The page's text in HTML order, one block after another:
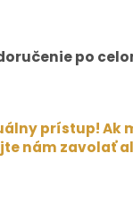
po
prístup! Ak
nám zavolať